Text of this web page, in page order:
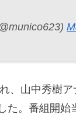
、山中秀樹
た。番組開